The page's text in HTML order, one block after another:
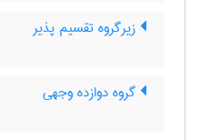
زیرگروه تقسیم پذیر
گروه دوازده وجهی